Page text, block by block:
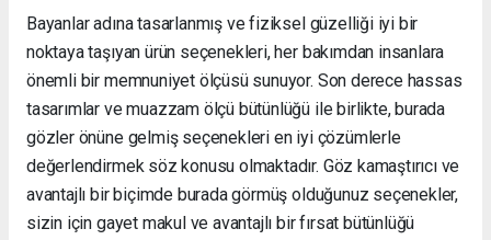
Bayanlar adına tasarlanmış ve fiziksel güzelliği iyi bir
noktaya taşıyan ürün seçenekleri, her bakımdan insanlara
önemli bir memnuniyet ölçüsü sunuyor. Son derece hassas
tasarımlar ve muazzam ölçü bütünlüğü ile birlikte, burada
gözler önüne gelmiş seçenekleri en iyi çözümlerle
değerlendirmek söz konusu olmaktadır. Göz kamaştırıcı ve
avantajlı bir biçimde burada görmüş olduğunuz seçenekler,
sizin için gayet makul ve avantajlı bir fırsat bütünlüğü